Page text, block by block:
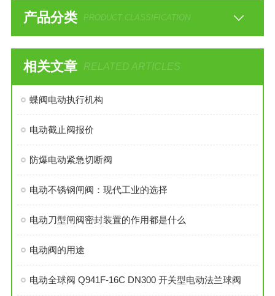
产品分类 PRODUCT CLASSIFICATION
相关文章 RELATED ARTICLES
蝶阀电动执行机构
电动截止阀报价
防爆电动紧急切断阀
电动不锈钢闸阀：现代工业的选择
电动刀型闸阀密封装置的作用都是什么
电动阀的用途
电动全球阀 Q941F-16C DN300 开关型电动法兰球阀